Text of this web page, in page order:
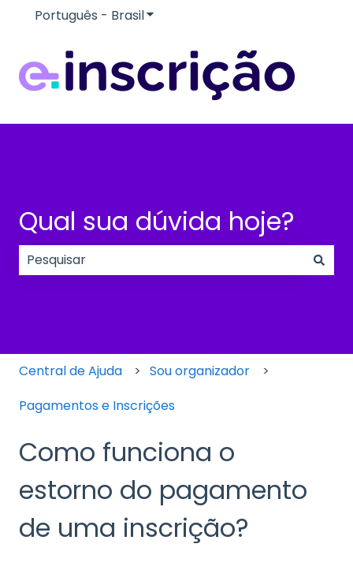
Português - BrasilMostrar submenu para traduções
Qual sua dúvida hoje?
Central de Ajuda
Sou organizador
Pagamentos e Inscrições
Como funciona o
estorno do pagamento
de uma inscrição?